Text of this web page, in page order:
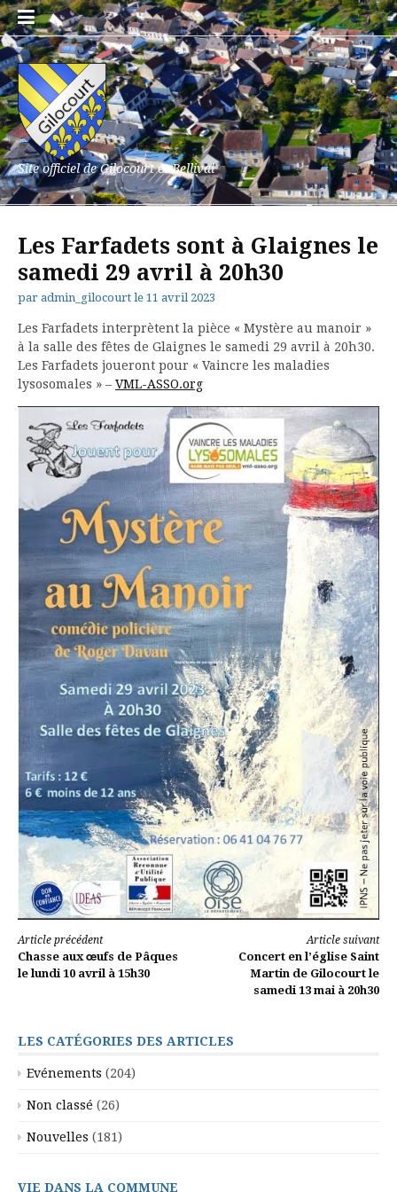
Aller
au
contenu
Site officiel de Gilocourt et Bellival
Les Farfadets sont à Glaignes le
samedi 29 avril à 20h30
par admin_gilocourt le 11 avril 2023
Les Farfadets interprètent la pièce « Mystère au manoir »
à la salle des fêtes de Glaignes le samedi 29 avril à 20h30.
Les Farfadets joueront pour « Vaincre les maladies
lysosomales » – VML-ASSO.org
Lire
la
Article précédent
Chasse aux œufs de Pâques
le lundi 10 avril à 15h30
Article suivant
Concert en l’église Saint
Martin de Gilocourt le
samedi 13 mai à 20h30
LES CATÉGORIES DES ARTICLES
Evénements (204)
Non classé (26)
Nouvelles (181)
VIE DANS LA COMMUNE